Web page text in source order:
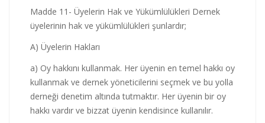
Madde 11- Üyelerin Hak ve Yükümlülükleri Dernek
üyelerinin hak ve yükümlülükleri şunlardır;
A) Üyelerin Hakları
a) Oy hakkını kullanmak. Her üyenin en temel hakkı oy
kullanmak ve dernek yöneticilerini seçmek ve bu yolla
derneği denetim altında tutmaktır. Her üyenin bir oy
hakkı vardır ve bizzat üyenin kendisince kullanılır.